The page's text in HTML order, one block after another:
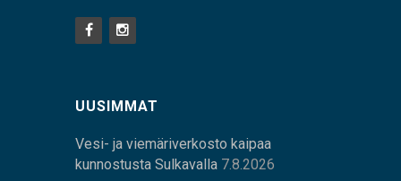
UUSIMMAT
Vesi- ja viemäriverkosto kaipaa
kunnostusta Sulkavalla 7.8.2026